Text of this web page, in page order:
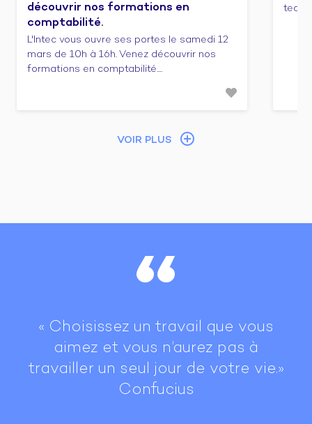
découvrir nos formations en
comptabilité.
L'Intec vous ouvre ses portes le samedi 12
mars de 10h à 16h. Venez découvrir nos
formations en comptabilité....
tech
VOIR PLUS
“
« Choisissez un travail que vous
aimez et vous n’aurez pas à
travailler un seul jour de votre vie.»
Confucius